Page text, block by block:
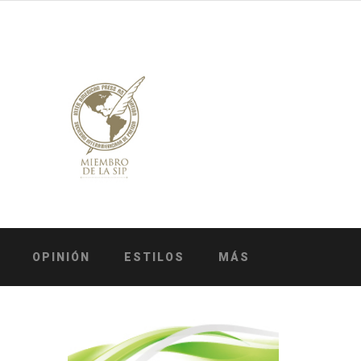
OPINIÓN ESTILOS MÁS